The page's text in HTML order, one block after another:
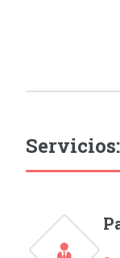
Servicios: